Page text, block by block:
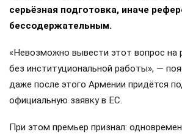
серьёзная подготовка, иначе
бессодержательным.
«Невозможно вывести этот вопрос на
без институциональной работы», —
даже после этого Армении придётся
официальную заявку в ЕС.
При этом премьер признал: